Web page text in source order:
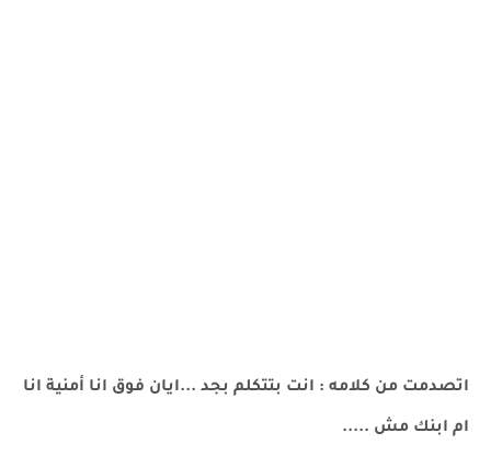
اتصدمت من كلامه : انت بتتكلم بجد ...ايان فوق انا أمنية انا
ام ابنك مش .....